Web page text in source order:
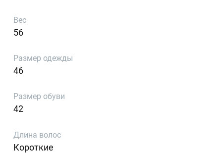
Вес
56
Размер одежды
46
Размер обуви
42
Длина волос
Короткие